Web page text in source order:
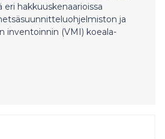
hakkuuskenaarioissa
ja
inventoinnin (VMI) koeala-